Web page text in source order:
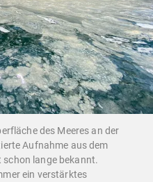
des Meeres an der
Aufnahme aus dem
lange bekannt.
ein verstärktes